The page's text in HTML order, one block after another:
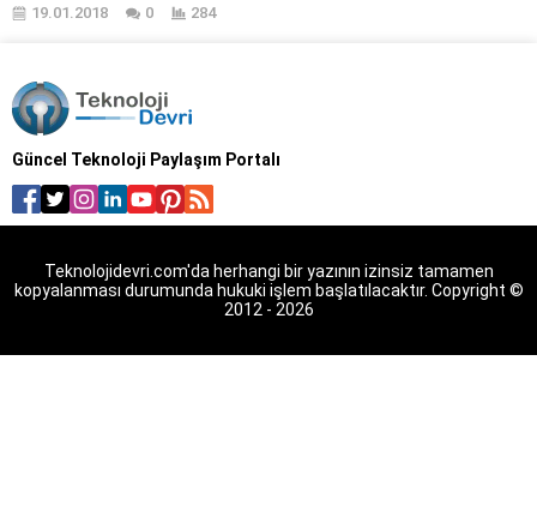
hesabı şikayet etme işlemi nasıl
Facebook sahte hesap nasıl
şikayet edilir? Sahte isimle
kapatılır? Taklit bir Facebook
hesabı nasıl şikayet edilir?
Facebook’da yaşadığınız en...
19.01.2018 0 284
Güncel Teknoloji Paylaşım Portalı
Teknolojidevri.com'da herhangi bir yazının izinsiz tamamen
kopyalanması durumunda hukuki işlem başlatılacaktır. Copyright ©
2012 - 2026